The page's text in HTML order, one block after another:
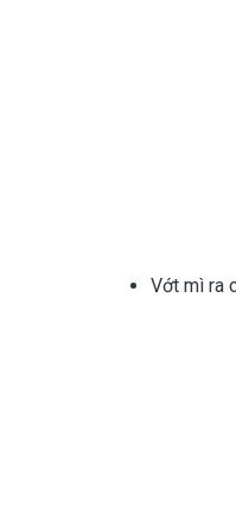
Vớt mì ra